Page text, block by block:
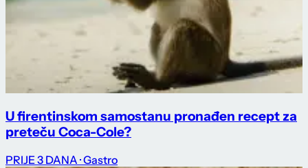
U firentinskom samostanu pronađen recept za
preteču Coca-Cole?
PRIJE 3 DANA · Gastro